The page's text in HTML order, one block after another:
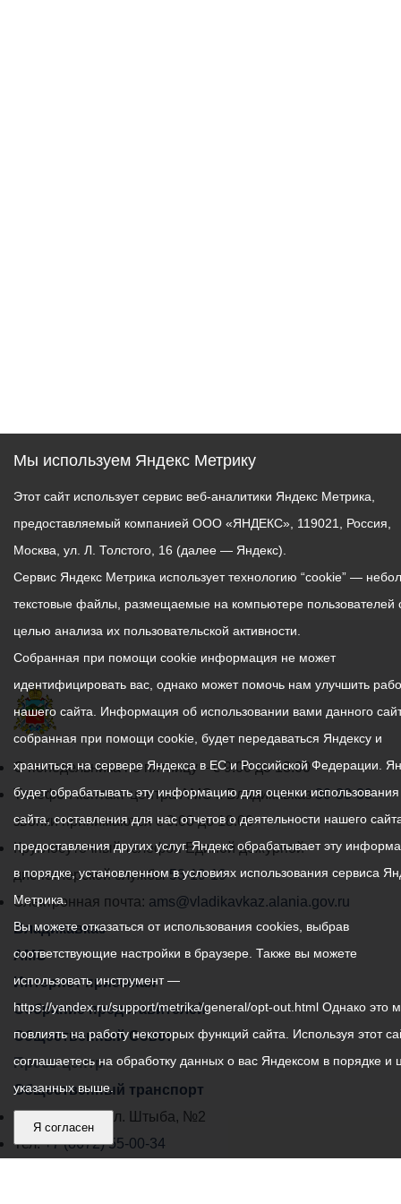
Организатор —
программа Росмолодёжи
путешествие».
График
работы
администрации
местного
самоуправления
города
Владикавказ:
С понедельника по пятницу – с 9.00 до 18.00
Телефон контакт-центра АМС г. Владикавказ30-30-30
звонки принимаются с 9:00 до 18:00
Круглосуточный телефон Единой дежурной
диспетчерской службы53-19-19
Электронная почта: ams@vladikavkaz.alania.gov.ru
Владикавказ
АМС
Интернет приемная
Собрание представителей
Общественный Совет
Пресс-центр
Общественный транспорт
Владикавказ, пл. Штыба, №2
Тел:+7 (8672) 55-00-34
Мы используем Яндекс Метрику
Этот сайт использует сервис веб-аналитики Яндекс Метрика,
предоставляемый компанией ООО «ЯНДЕКС», 119021, Россия,
Москва, ул. Л. Толстого, 16 (далее — Яндекс).
Сервис Яндекс Метрика использует технологию “cookie” —
текстовые файлы, размещаемые на компьютере пользователей
целью анализа их пользовательской активности.
Собранная при помощи cookie информация не может
идентифицировать вас, однако может помочь нам улучшить
нашего сайта. Информация об использовании вами данного
собранная при помощи cookie, будет передаваться Яндексу и
храниться на сервере Яндекса в ЕС и Российской Федерации.
будет обрабатывать эту информацию для оценки
сайта, составления для нас отчетов о деятельности нашего
предоставления других услуг. Яндекс обрабатывает эту
в порядке, установленном в условиях использования сервиса
Метрика.
Вы можете отказаться от использования cookies, выбрав
соответствующие настройки в браузере. Также вы можете
использовать инструмент —
https://yandex.ru/support/metrika/general/opt-out.html Однако это
повлиять на работу некоторых функций сайта. Используя этот
соглашаетесь на обработку данных о вас Яндексом в порядке и
указанных выше.
Я согласен